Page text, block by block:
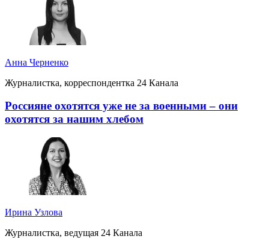
Анна Черненко
Журналистка, корреспондентка 24 Канала
Россияне охотятся уже не за военными – они
охотятся за нашим хлебом
Ирина Узлова
Журналистка, ведущая 24 Канала